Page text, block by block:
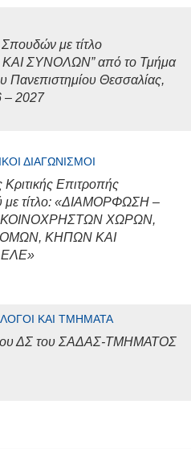
με τίτλο
ΣΥΝΟΛΩΝ” από το Τμήμα
Πανεπιστημίου Θεσσαλίας,
– 2027
ΔΙΑΓΩΝΙΣΜΟΊ
Επιτροπής
με τίτλο: «ΔΙΑΜΟΡΦΩΣΗ –
ΧΩΡΩΝ,
ΚΗΠΩΝ ΚΑΙ
ΚΑΙ ΤΜΉΜΑΤΑ
ΔΣ του ΣΑΔΑΣ-ΤΜΗΜΑΤΟΣ